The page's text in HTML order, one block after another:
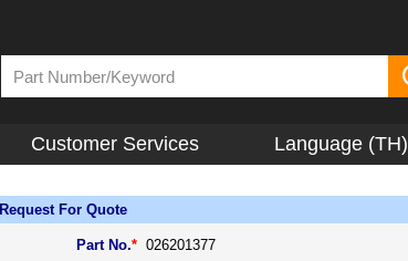
Customer Services Language (TH)
Request For Quote
Part No.* 026201377